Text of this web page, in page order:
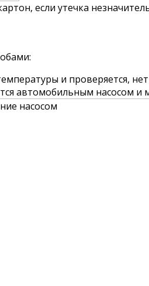
если утечка
и проверяется,
автомобильным насосом и